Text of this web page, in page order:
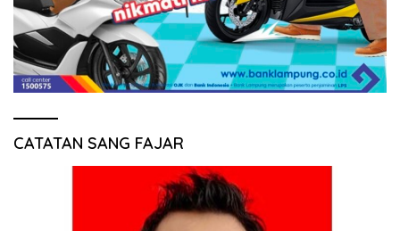
CATATAN SANG FAJAR